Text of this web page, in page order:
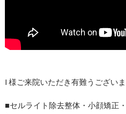
I 様ご来院いただき有難うございま
■セルライト除去整体・小顔矯正